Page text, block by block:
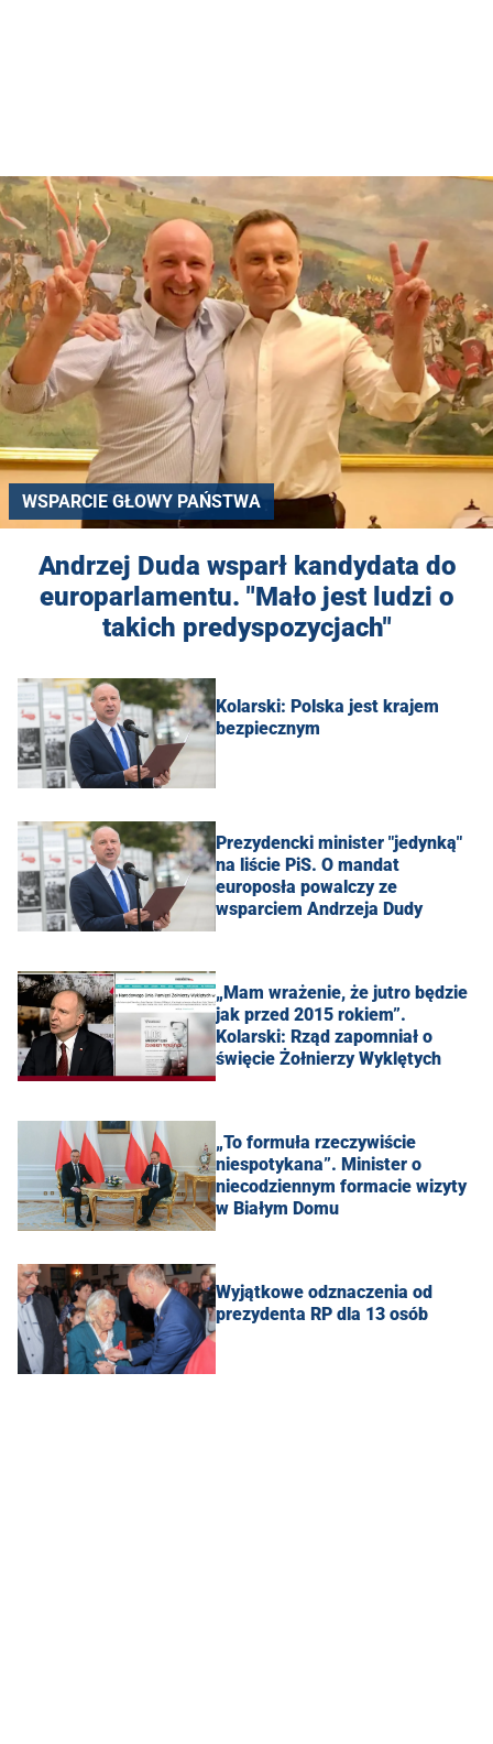
WSPARCIE GŁOWY PAŃSTWA
Andrzej Duda wsparł kandydata do
europarlamentu. "Mało jest ludzi o
takich predyspozycjach"
Kolarski: Polska jest krajem
bezpiecznym
Prezydencki minister "jedynką"
na liście PiS. O mandat
europosła powalczy ze
wsparciem Andrzeja Dudy
„Mam wrażenie, że jutro będzie
jak przed 2015 rokiem”.
Kolarski: Rząd zapomniał o
święcie Żołnierzy Wyklętych
„To formuła rzeczywiście
niespotykana”. Minister o
niecodziennym formacie wizyty
w Białym Domu
Wyjątkowe odznaczenia od
prezydenta RP dla 13 osób